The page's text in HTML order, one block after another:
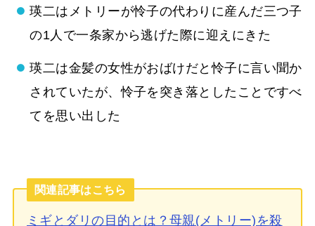
瑛二はメトリーが怜子の代わりに産んだ三つ子
の1人で一条家から逃げた際に迎えにきた
瑛二は金髪の女性がおばけだと怜子に言い聞か
されていたが、怜子を突き落としたことですべ
てを思い出した
関連記事はこちら
ミギとダリの目的とは？母親(メトリー)を殺